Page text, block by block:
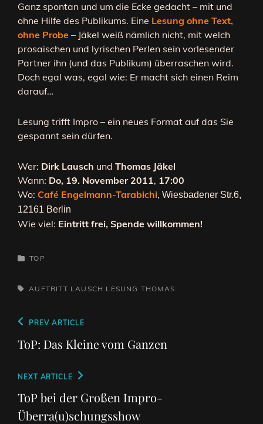
Ganz spontan und um die Ecke gedacht – mit und
ohne Hilfe des Publikums. Eine Lesung ohne Text,
ohne Probe – Jäkel weiß nämlich nicht, mit welch
prosaischen und lyrischen Perlen sein vorlesender
Partner ihn (und das Publikum) überraschen wird.
Doch egal was, egal wie: Er macht sich einen Reim
darauf…
Lesung trifft Impro – ein neues Format auf das Sie
gespannt sein dürfen.
Wer: Dirk Lausch und Thomas Jäkel
Wann: Do, 19. November 2011, 17:00
Wo: Café Engelmann-Tarabichi, Wiesbadener Str.6,
12161 Berlin
Wie viel: Eintritt frei, Spende willkommen!
CATEGORIES
TOP
TAGS,AUFTRITT LAUSCH LESUNG THOMAS
Beitragsnavigation
Previous
Post
PREV ARTICLE
ToP: Das Kleine vom Ganzen
Next
Post
NEXT ARTICLE
ToP bei der Großen Impro-
Überra(u)schungsshow